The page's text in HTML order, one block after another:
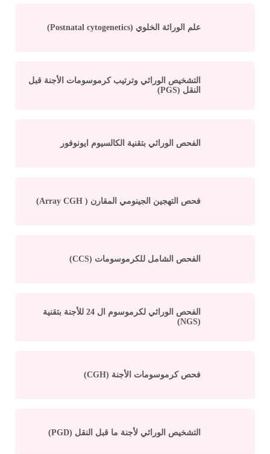
علم الوراثة الخلوي (Postnatal cytogenetics)
التشخيص الوراثي وترتيب كرموسومات الأجنة قبل
النقل (PGS)
الفحص الوراثي بتقنية الكالسيوم ايونوفور
فحص التهجين الجينومي المقارن ( Array CGH)
الفحص الشامل للكرموسومات (CCS)
الفحص الوراثي لكرموسوم ال 24 للأجنة بتقنية
(NGS)
فحص كرموسومات الأجنة (CGH)
التشخيص الوراثي لأجنة ما قبل النقل (PGD)